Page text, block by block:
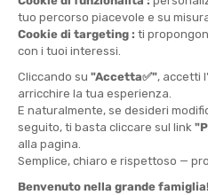
CONSEGNA
GRATUITA DA 30€
RESI POSSIBILI
ENTRO 30 GIORNI